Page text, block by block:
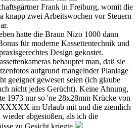
Frank in Freiburg, womit die
knapp zwei Arbeitswochen vor Steuern
hatte die Braun Nizo 1000 dann
für moderne Kassettentechnik und
Design gekostet.
behauptet man, daß sie
aufgrund mangelnder Planlage
geeignet gewesen seien (ich glaube
nicht jedes Gerücht). Keine Ahnung,
1973 nur so 'ne 28x28mm Krücke von
im Urlaub mit und die ziemlich
wieder abgestoßen, als ich die
zu Gesicht kriegte